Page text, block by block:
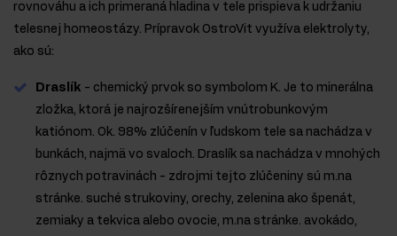
rovnováhu a ich primeraná hladina v tele prispieva k udržaniu
telesnej homeostázy. Prípravok OstroVit využíva elektrolyty,
ako sú:
Draslík - chemický prvok so symbolom K. Je to minerálna
zložka, ktorá je najrozšírenejším vnútrobunkovým
katiónom. Ok. 98% zlúčenín v ľudskom tele sa nachádza v
bunkách, najmä vo svaloch. Draslík sa nachádza v mnohých
rôznych potravinách - zdrojmi tejto zlúčeniny sú m.na
stránke. suché strukoviny, orechy, zelenina ako špenát,
zemiaky a tekvica alebo ovocie, m.na stránke. avokádo,